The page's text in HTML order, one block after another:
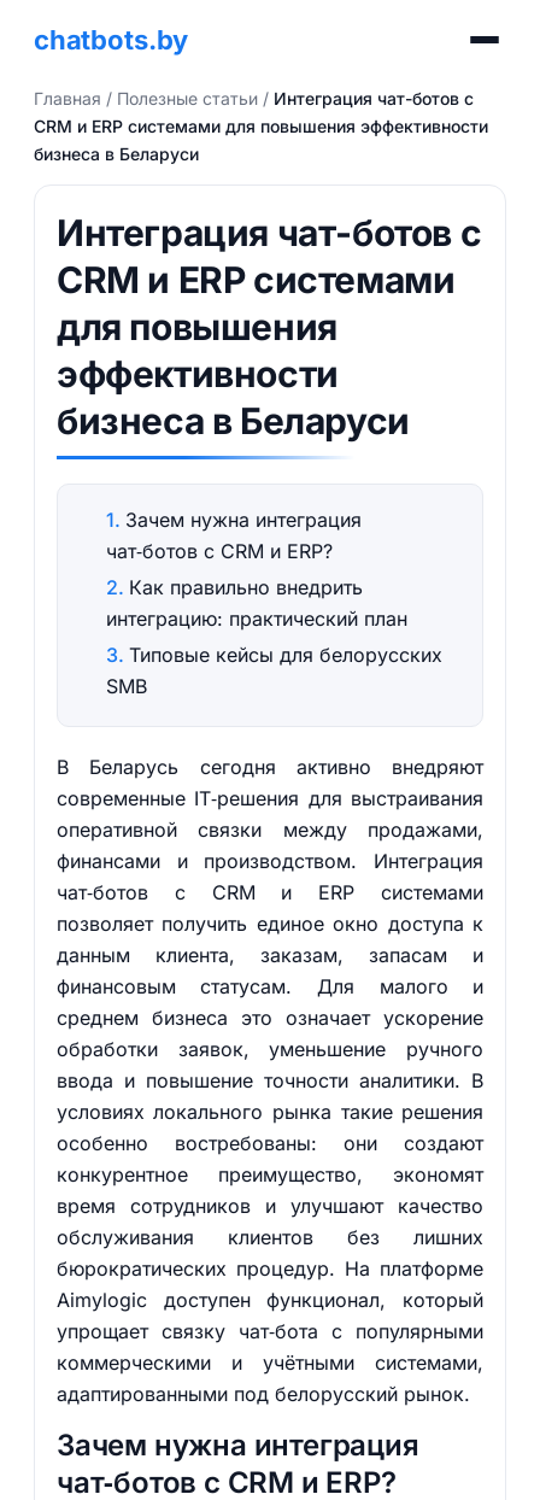
chatbots.by
Главная / Полезные статьи/ Интеграция чат-ботов с
CRM и ERP системами для повышения эффективности
бизнеса в Беларуси
Интеграция чат-ботов с
CRM и ERP системами
для повышения
эффективности
бизнеса в Беларуси
Зачем нужна интеграция
чат‑ботов с CRM и ERP?
Как правильно внедрить
интеграцию: практический план
Типовые кейсы для белорусских
SMB
В Беларусь сегодня активно внедряют
современные IT‑решения для выстраивания
оперативной связки между продажами,
финансами и производством. Интеграция
чат‑ботов с CRM и ERP системами
позволяет получить единое окно доступа к
данным клиента, заказам, запасам и
финансовым статусам. Для малого и
среднем бизнеса это означает ускорение
обработки заявок, уменьшение ручного
ввода и повышение точности аналитики. В
условиях локального рынка такие решения
особенно востребованы: они создают
конкурентное преимущество, экономят
время сотрудников и улучшают качество
обслуживания клиентов без лишних
бюрократических процедур. На платформе
Aimylogic доступен функционал, который
упрощает связку чат‑бота с популярными
коммерческими и учётными системами,
адаптированными под белорусский рынок.
Зачем нужна интеграция
чат‑ботов с CRM и ERP?